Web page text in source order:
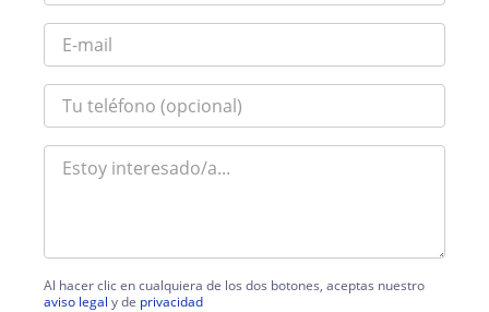
Al hacer clic en cualquiera de los dos botones, aceptas nuestro
aviso legal y de privacidad